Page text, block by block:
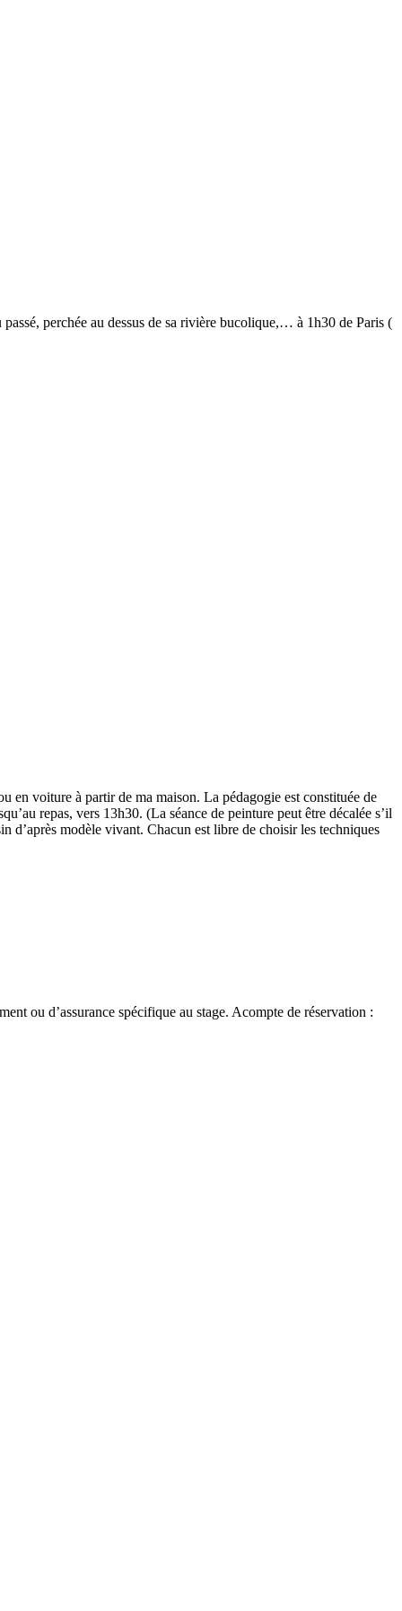
perchée au dessus de sa rivière bucolique,… à 1h30 de Paris (
en voiture à partir de ma maison. La pédagogie est constituée de
repas, vers 13h30. (La séance de peinture peut être décalée s’il
modèle vivant. Chacun est libre de choisir les techniques
ou d’assurance spécifique au stage. Acompte de réservation :